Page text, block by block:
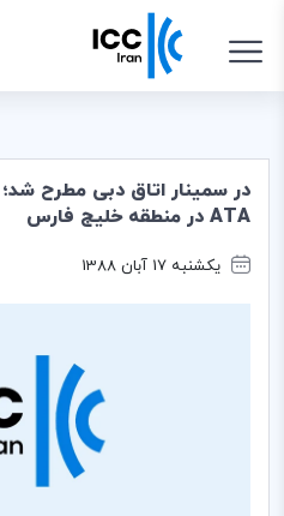
در سمینار اتاق دبی مطرح
ATA در منطقه خلیج فارس
یکشنبه 17 آبان 1388